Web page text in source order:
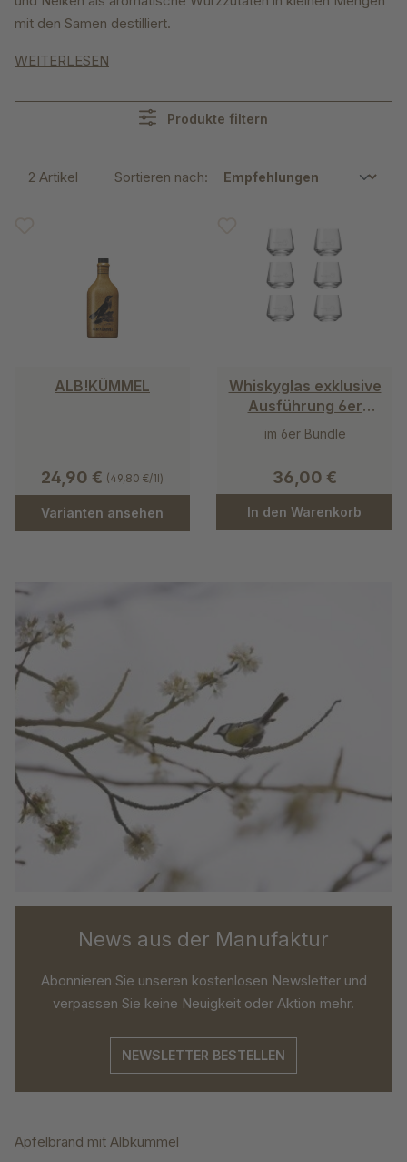
mit den Samen destilliert.
WEITERLESEN
Produkte filtern
2 Artikel Sortieren nach:
ALB!KÜMMEL
24,90 € (49,80 €/1l)
Varianten ansehen
Whiskyglas exklusive
Ausführung 6er
Karton
im 6er Bundle
36,00 €
In den Warenkorb
News aus der Manufaktur
Abonnieren Sie unseren kostenlosen Newsletter und
verpassen Sie keine Neuigkeit oder Aktion mehr.
NEWSLETTER BESTELLEN
Apfelbrand mit Albkümmel